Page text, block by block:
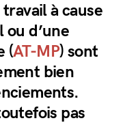
à cause
ou d’une
(AT-MP) sont
bien
pas